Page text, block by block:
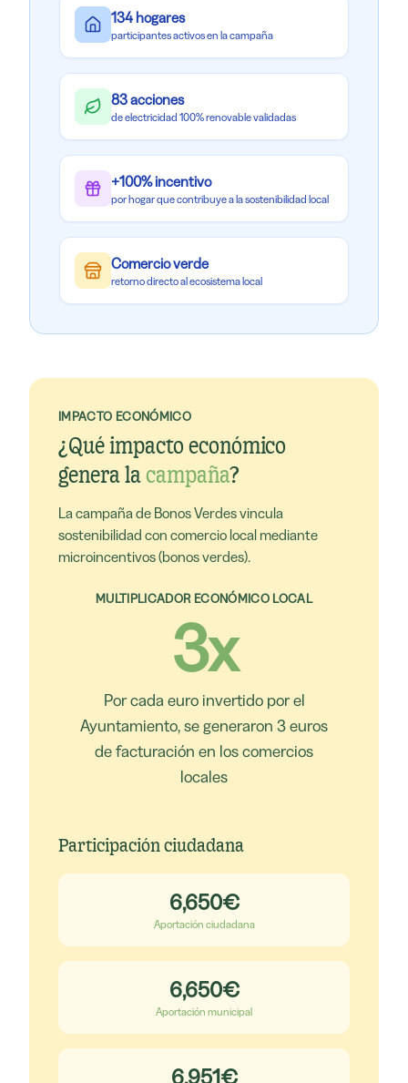
134 hogares
participantes activos en la campaña
83acciones
de electricidad 100% renovable validadas
+100% incentivo
por hogar que contribuye a la sostenibilidad local
Comercio verde
retorno directo al ecosistema local
IMPACTO ECONÓMICO
¿Qué impacto económico
genera la campaña?
La campaña de Bonos Verdes vincula
sostenibilidad con comercio local mediante
microincentivos (bonos verdes).
MULTIPLICADOR ECONÓMICO LOCAL
3x
Por cada euro invertido por el
Ayuntamiento, se generaron 3 euros
de facturación en los comercios
locales
Participación ciudadana
6,650€
Aportación ciudadana
6,650€
Aportación municipal
6,951€